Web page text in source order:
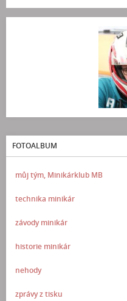
FOTOALBUM
můj tým, Minikárklub MB
technika minikár
závody minikár
historie minikár
nehody
zprávy z tisku